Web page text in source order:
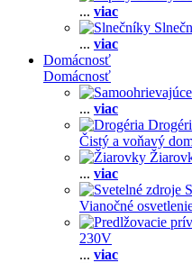
... viac
... viac
Domácnosť
Domácnosť
... viac
Čistý a voňavý
... viac
Vianočné
230V
... viac